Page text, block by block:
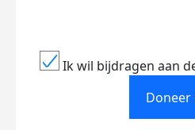
Ik wil bijdragen aan
Doneer